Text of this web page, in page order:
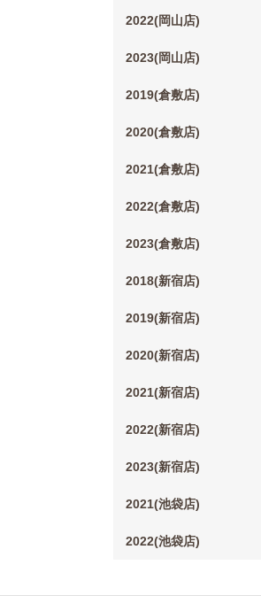
2022(岡山店)
2023(岡山店)
2019(倉敷店)
2020(倉敷店)
2021(倉敷店)
2022(倉敷店)
2023(倉敷店)
2018(新宿店)
2019(新宿店)
2020(新宿店)
2021(新宿店)
2022(新宿店)
2023(新宿店)
2021(池袋店)
2022(池袋店)